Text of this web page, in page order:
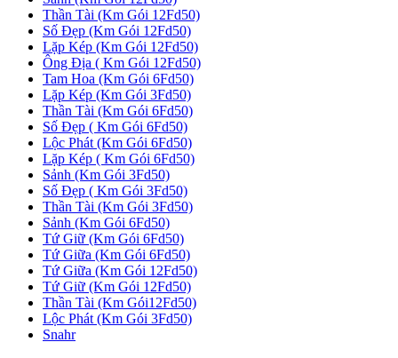
Thần Tài (Km Gói 12Fd50)
Số Đẹp (Km Gói 12Fd50)
Lặp Kép (Km Gói 12Fd50)
Ông Địa ( Km Gói 12Fd50)
Tam Hoa (Km Gói 6Fd50)
Lặp Kép (Km Gói 3Fd50)
Thần Tài (Km Gói 6Fd50)
Số Đẹp ( Km Gói 6Fd50)
Lộc Phát (Km Gói 6Fd50)
Lặp Kép ( Km Gói 6Fd50)
Sảnh (Km Gói 3Fd50)
Số Đẹp ( Km Gói 3Fd50)
Thần Tài (Km Gói 3Fd50)
Sảnh (Km Gói 6Fd50)
Tứ Giữ (Km Gói 6Fd50)
Tứ Giữa (Km Gói 6Fd50)
Tứ Giữa (Km Gói 12Fd50)
Tứ Giữ (Km Gói 12Fd50)
Thần Tài (Km Gói12Fd50)
Lộc Phát (Km Gói 3Fd50)
Snahr